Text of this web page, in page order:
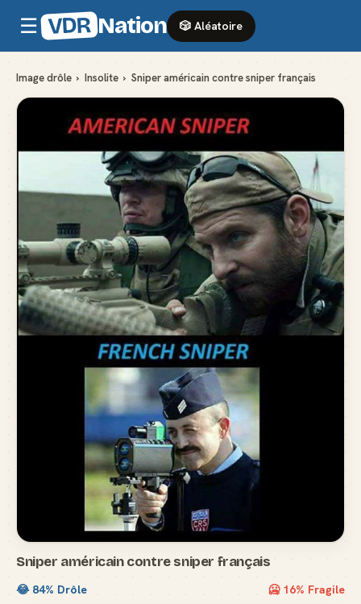
☰ VDR Nation 🎲 Aléatoire
Image drôle › Insolite › Sniper américain contre sniper français
Sniper américain contre sniper français
😂 84% Drôle 🥶 16% Fragile